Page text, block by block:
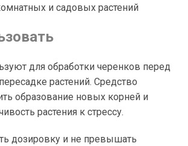
и садовых растений
для обработки черенков перед
растений. Средство
образование новых корней и
растения к стрессу.
дозировку и не превышать